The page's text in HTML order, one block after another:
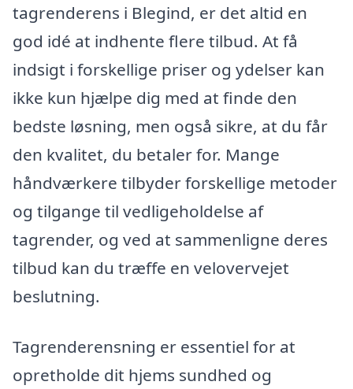
tagrenderens i Blegind, er det altid en
god idé at indhente flere tilbud. At få
indsigt i forskellige priser og ydelser kan
ikke kun hjælpe dig med at finde den
bedste løsning, men også sikre, at du får
den kvalitet, du betaler for. Mange
håndværkere tilbyder forskellige metoder
og tilgange til vedligeholdelse af
tagrender, og ved at sammenligne deres
tilbud kan du træffe en velovervejet
beslutning.
Tagrenderensning er essentiel for at
opretholde dit hjems sundhed og